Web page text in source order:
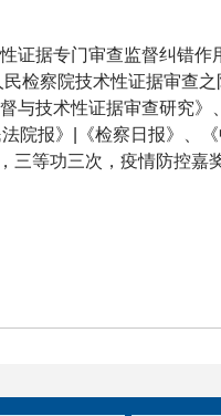
证据专门审查监督纠错
检察院技术性证据审查
与技术性证据审查研究
院报》|《检察日报》、
等功三次，疫情防控嘉